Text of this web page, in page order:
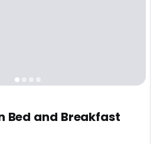
Bed and Breakfast